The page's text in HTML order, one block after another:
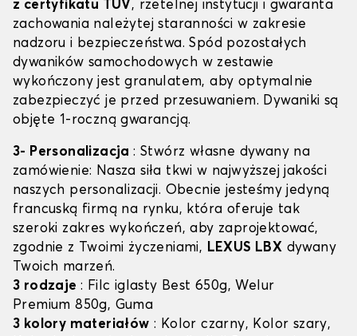
z certyfikatu TÜV, rzetelnej instytucji i gwaranta
zachowania należytej staranności w zakresie
nadzoru i bezpieczeństwa. Spód pozostałych
dywaników samochodowych w zestawie
wykończony jest granulatem, aby optymalnie
zabezpieczyć je przed przesuwaniem. Dywaniki są
objęte 1-roczną gwarancją.
3- Personalizacja: Stwórz własne dywany na
zamówienie: Nasza siła tkwi w najwyższej jakości
naszych personalizacji. Obecnie jesteśmy jedyną
francuską firmą na rynku, która oferuje tak
szeroki zakres wykończeń, aby zaprojektować,
zgodnie z Twoimi życzeniami, LEXUS LBX dywany
Twoich marzeń.
3 rodzaje : Filc iglasty Best 650g, Welur
Premium 850g, Guma
3 kolory materiałów : Kolor czarny, Kolor szary,